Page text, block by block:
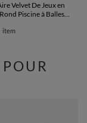
Velvet De Jeux en
Piscine à Balles
blanc/vert clair,
item